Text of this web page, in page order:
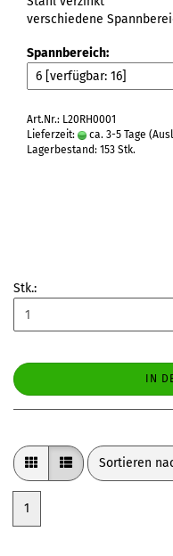
verschiedene
Spannbereich:
Art.Nr.: L20RH0001
Lieferzeit:
ca. 3-5 Tage
Lagerbestand: 153 Stk.
Stk.:
IN
Sortieren
Sortieren
1